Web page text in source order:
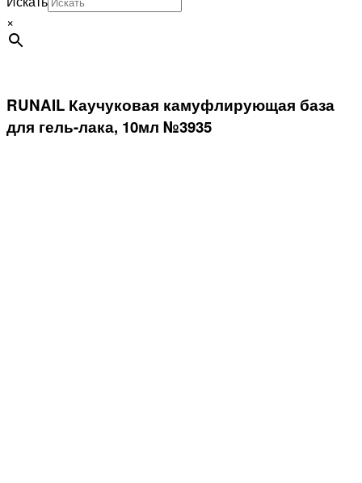
×
RUNAIL Каучуковая камуфлирующая база
для гель-лака, 10мл №3935